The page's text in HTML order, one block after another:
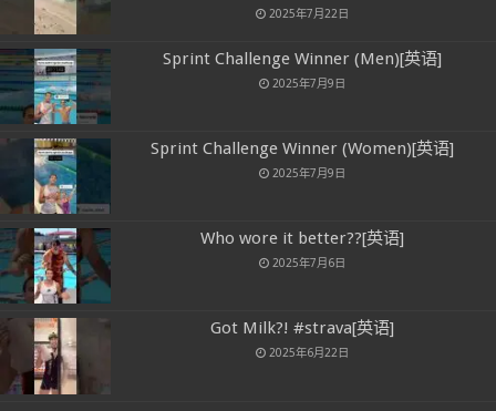
2025年7月22日
Sprint Challenge Winner (Men)[英语]
2025年7月9日
Sprint Challenge Winner (Women)[英语]
2025年7月9日
Who wore it better??[英语]
2025年7月6日
Got Milk?! #strava[英语]
2025年6月22日